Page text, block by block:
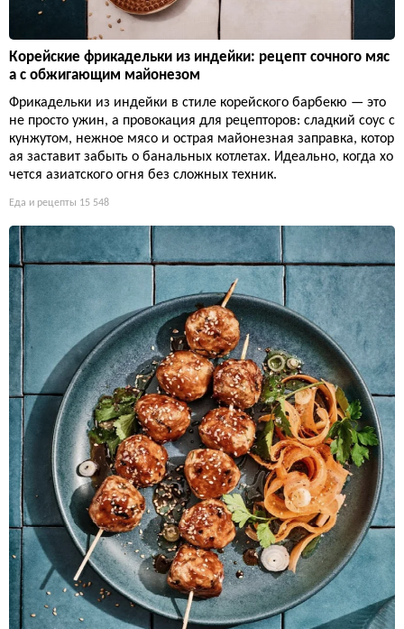
Корейские фрикадельки из индейки: рецепт сочного мяс
а с обжигающим майонезом
Фрикадельки из индейки в стиле корейского барбекю — это
не просто ужин, а провокация для рецепторов: сладкий соус с
кунжутом, нежное мясо и острая майонезная заправка, котор
ая заставит забыть о банальных котлетах. Идеально, когда хо
чется азиатского огня без сложных техник.
Еда и рецепты 15 548